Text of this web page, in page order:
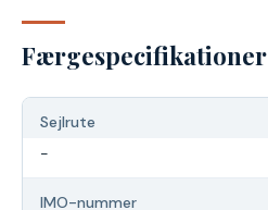
Færgespecifikationer
Sejlrute
-
IMO-nummer